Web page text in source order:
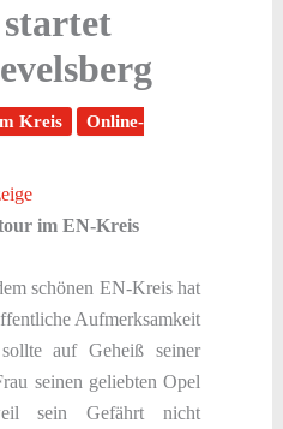
Kreis
Online-
im EN-Kreis
schönen EN-Kreis hat
Aufmerksamkeit
auf Geheiß seiner
seinen geliebten Opel
sein Gefährt nicht